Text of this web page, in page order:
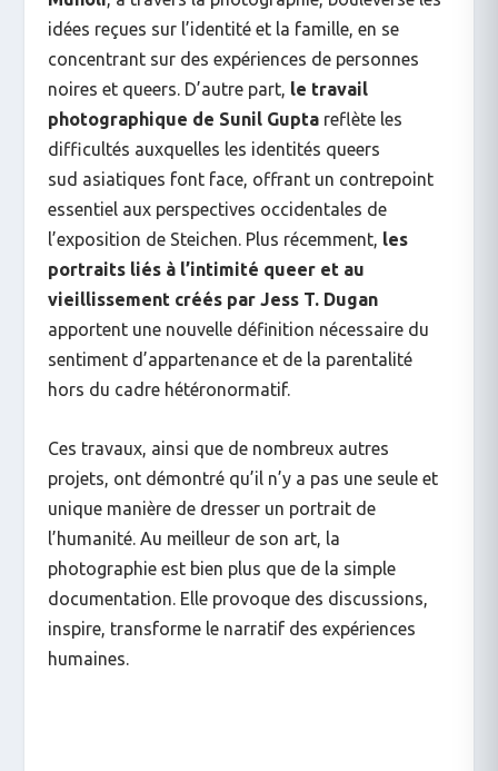
idées reçues sur l’identité et la famille, en se
concentrant sur des expériences de personnes
noires et queers. D’autre part, le travail
photographique de Sunil Guptareflète les
difficultés auxquelles les identités queers
sud asiatiques font face, offrant un contrepoint
essentiel aux perspectives occidentales de
l’exposition de Steichen. Plus récemment, les
portraits liés à l’intimité queer et au
vieillissement créés par Jess T. Dugan
apportent une nouvelle définition nécessaire du
sentiment d’appartenance et de la parentalité
hors du cadre hétéronormatif.
Ces travaux, ainsi que de nombreux autres
projets, ont démontré qu’il n’y a pas une seule et
unique manière de dresser un portrait de
l’humanité. Au meilleur de son art, la
photographie est bien plus que de la simple
documentation. Elle provoque des discussions,
inspire, transforme le narratif des expériences
humaines.